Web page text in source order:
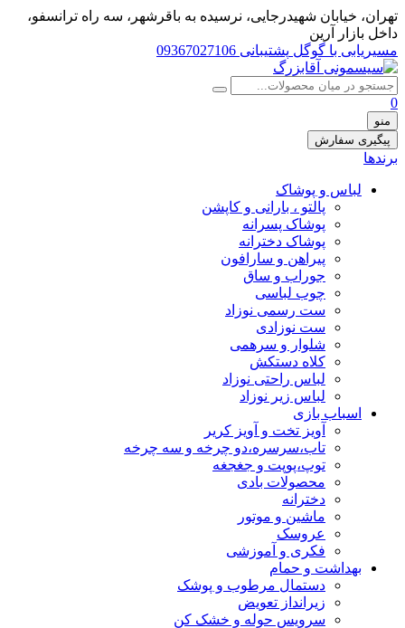
تهران، خيابان شهيدرجايى، نرسیده به باقرشهر، سه راه ترانسفو،
داخل بازار آرین
مسیریابی با گوگل پشتیبانی 09367027106
0
منو
پیگیری سفارش
برندها
لباس و پوشاک
پالتو ، بارانی و کاپشن
پوشاک پسرانه
پوشاک دخترانه
پیراهن و سارافون
جوراب و ساق
چوب لباسی
ست رسمی نوزاد
ست نوزادی
شلوار و سرهمی
کلاه دستکش
لباس راحتی نوزاد
لباس زیر نوزاد
اسباب بازی
آویز تخت و آویز کریر
تاب،سرسره،دو چرخه و سه چرخه
توپ،پوپت و جغجغه
محصولات بادی
دخترانه
ماشین و موتور
عروسک
فکری و آموزشی
بهداشت و حمام
دستمال مرطوب و پوشک
زیرانداز تعویض
سرویس حوله و خشک کن